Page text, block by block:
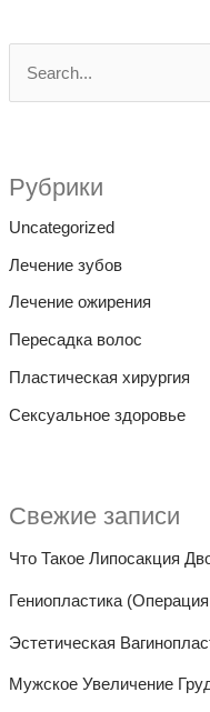
с
Рубрики
Uncategorized
Лечение зубов
Лечение ожирения
Пересадка волос
Пластическая хирургия
Сексуальное здоровье
Свежие записи
Что Такое Липосакция
Гениопластика
Эстетическая
Мужское Увеличение